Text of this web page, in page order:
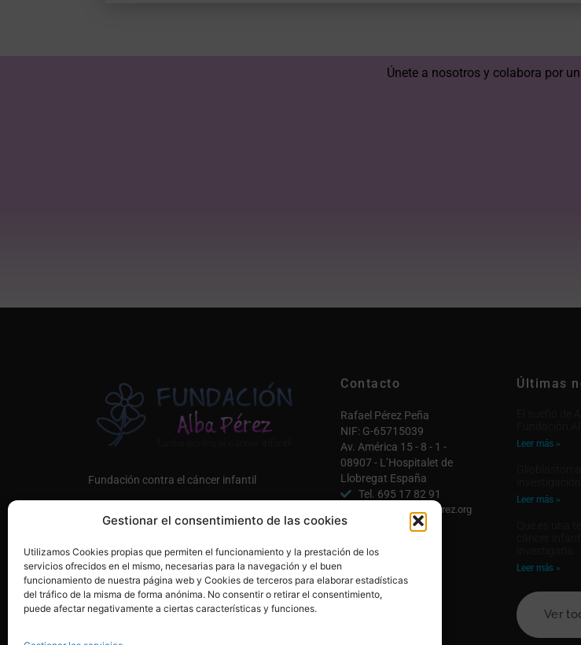
Gestionar el consentimiento de las cookies
Utilizamos Cookies propias que permiten el funcionamiento y la prestación de los
servicios ofrecidos en el mismo, necesarias para la navegación y el buen
funcionamiento de nuestra página web y Cookies de terceros para elaborar estadísticas
del tráfico de la misma de forma anónima. No consentir o retirar el consentimiento,
puede afectar negativamente a ciertas características y funciones.
Únete a nosotros y colabora por
Fundación contra el cáncer infantil
Contacto
Rafael Pérez Peña
NIF: G-65715039
Av. América 15 - 8 - 1 -
08907 - L’Hospitalet de
Llobregat España
Tel. 695 17 82 91
info@fundacionalbaperez.org
Contactar
Mi cuenta
Últimas
Leer más »
Leer más »
Leer más »
Ver